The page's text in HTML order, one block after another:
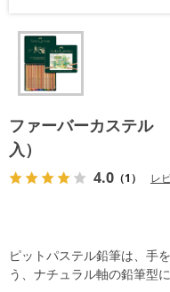
ファーバーカステル
入）
4.0 （1） レ
ピットパステル鉛筆は、手
う、ナチュラル軸の鉛筆型